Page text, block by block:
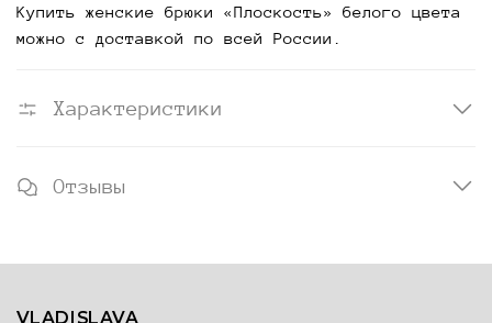
Купить женские брюки «Плоскость» белого цвета
можно с доставкой по всей России.
Характеристики
Отзывы
VLADISLAVA